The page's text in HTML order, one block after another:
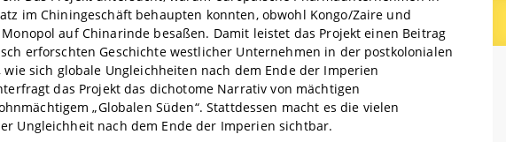
im Chiningeschäft behaupten konnten, obwohl Kongo/Zaire und
auf Chinarinde besaßen. Damit leistet das Projekt einen Beitrag
erforschten Geschichte westlicher Unternehmen in der postkolonialen
wie sich globale Ungleichheiten nach dem Ende der Imperien
das Projekt das dichotome Narrativ von mächtigen
„Globalen Süden“. Stattdessen macht es die vielen
Ungleichheit nach dem Ende der Imperien sichtbar.